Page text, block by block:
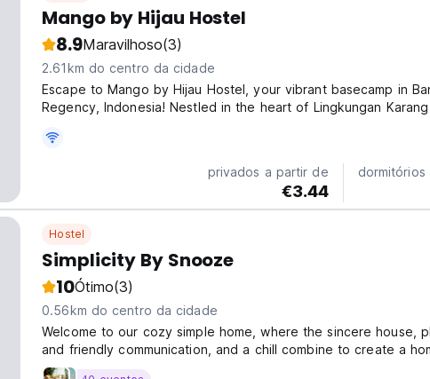
Mango by Hijau Hostel
8.9Maravilhoso(3)
2.61km do centro da cidade
Escape to Mango by Hijau Hostel, your vibrant basecamp in
Regency, Indonesia! Nestled in the heart of Lingkungan Karang
waking up to the sounds of nature, ready to explore...
privados a partir de
€3.44
Hostel
Simplicity By Snooze
10Ótimo(3)
0.56km do centro da cidade
Welcome to our cozy simple home, where the sincere house,
and friendly communication, and a chill combine to create a
that makes every guest feel at ease. Nestled in a tranquil and